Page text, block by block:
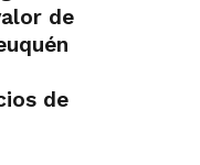
de
de